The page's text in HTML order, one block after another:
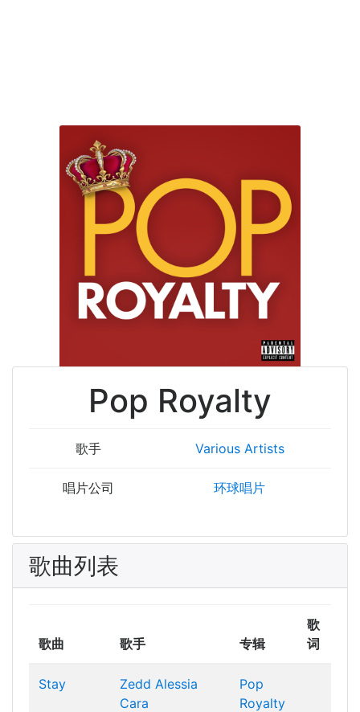
Pop Royalty
歌手 Various Artists
唱片公司 环球唱片
歌曲列表
歌曲 歌手 专辑
歌
词
Stay Zedd Alessia
Cara
Pop
Royalty